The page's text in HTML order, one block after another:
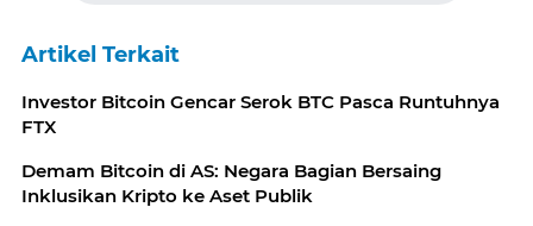
Artikel Terkait
Investor Bitcoin Gencar Serok BTC Pasca Runtuhnya
FTX
Demam Bitcoin di AS: Negara Bagian Bersaing
Inklusikan Kripto ke Aset Publik